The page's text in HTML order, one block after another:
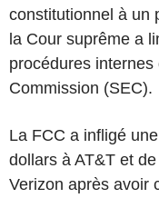
constitutionnel à un
la Cour suprême a
procédures
Commission (SEC).
La FCC a infligé
dollars à AT&T et
Verizon après avoir